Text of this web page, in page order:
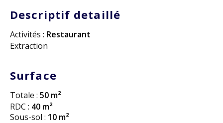
Descriptif detaillé
Activités : Restaurant
Extraction
Surface
Totale : 50 m²
RDC : 40 m²
Sous-sol : 10 m²